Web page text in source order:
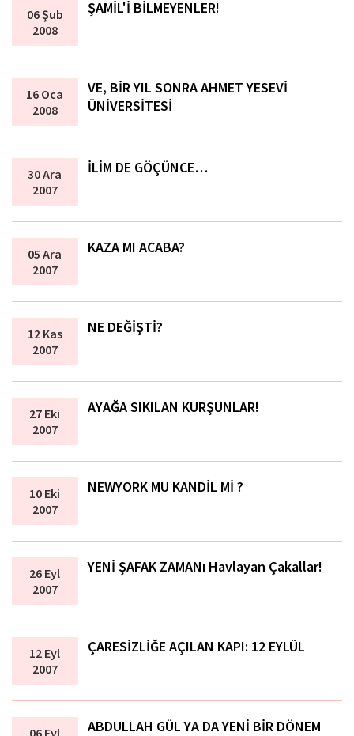
06 Şub
2008
ŞAMİL'İ BİLMEYENLER!
16 Oca
2008
VE, BİR YIL SONRA AHMET YESEVİ
ÜNİVERSİTESİ
30 Ara
2007
İLİM DE GÖÇÜNCE…
05 Ara
2007
KAZA MI ACABA?
12 Kas
2007
NE DEĞİŞTİ?
27 Eki
2007
AYAĞA SIKILAN KURŞUNLAR!
10 Eki
2007
NEWYORK MU KANDİL Mİ ?
26 Eyl
2007
YENİ ŞAFAK ZAMANı Havlayan Çakallar!
12 Eyl
2007
ÇARESİZLİĞE AÇILAN KAPI: 12 EYLÜL
06 Eyl
ABDULLAH GÜL YA DA YENİ BİR DÖNEM